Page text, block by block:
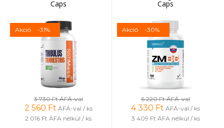
Caps
Akció -31%
3 730 FtÁFÁ-val
2 560 Ft ÁFÁ-val / ks
2 016 Ft ÁFA nélkül / ks
Caps
Akció -30%
6 220 FtÁFÁ-val
4 330 Ft ÁFÁ-val / ks
3 409 Ft ÁFA nélkül / ks